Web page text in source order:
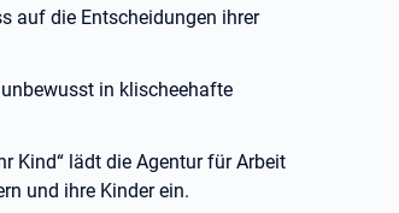
auf die Entscheidungen ihrer
in klischeehafte
Kind“ lädt die Agentur für Arbeit
und ihre Kinder ein.